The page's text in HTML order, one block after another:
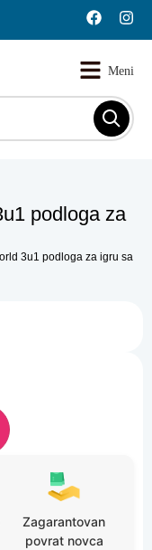
podloga za
3u1 podloga za igru sa
Zagarantovan
povrat novca